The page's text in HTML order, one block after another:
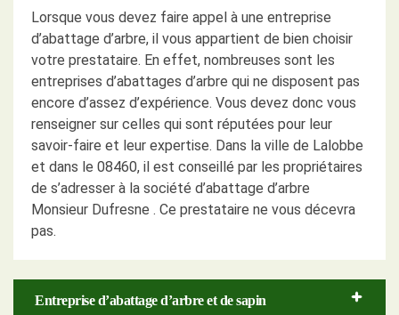
Lorsque vous devez faire appel à une entreprise
d’abattage d’arbre, il vous appartient de bien choisir
votre prestataire. En effet, nombreuses sont les
entreprises d’abattages d’arbre qui ne disposent pas
encore d’assez d’expérience. Vous devez donc vous
renseigner sur celles qui sont réputées pour leur
savoir-faire et leur expertise. Dans la ville de Lalobbe
et dans le 08460, il est conseillé par les propriétaires
de s’adresser à la société d’abattage d’arbre
Monsieur Dufresne . Ce prestataire ne vous décevra
pas.
Entreprise d’abattage d’arbre et de sapin